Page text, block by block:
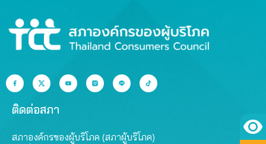
ถนน
ติดต่อสภา
สภาองค์กรของผู้บริโภค (สภาผู้บริโภค)